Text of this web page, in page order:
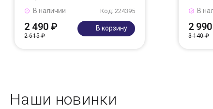
Код: 224395
В наличии
2 490 ₽
2 615 ₽
В корзину
В
2
3 140 ₽
Наши новинки